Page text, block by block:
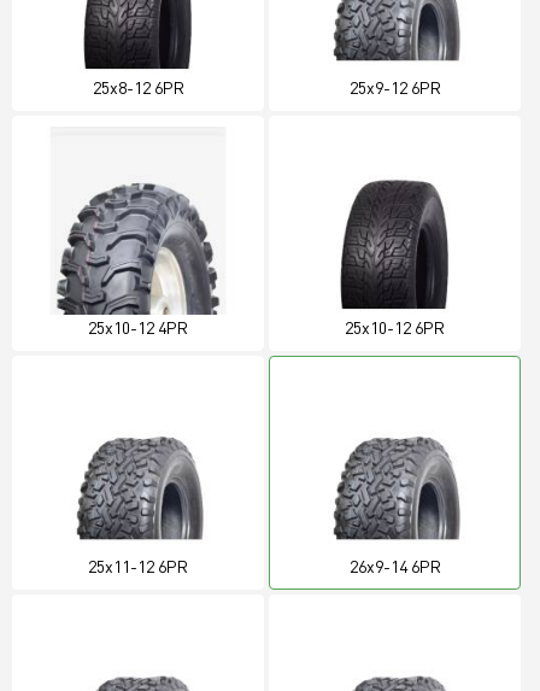
25x8-12 6PR 25x9-12 6PR
25x10-12 4PR 25x10-12 6PR
25x11-12 6PR 26x9-14 6PR